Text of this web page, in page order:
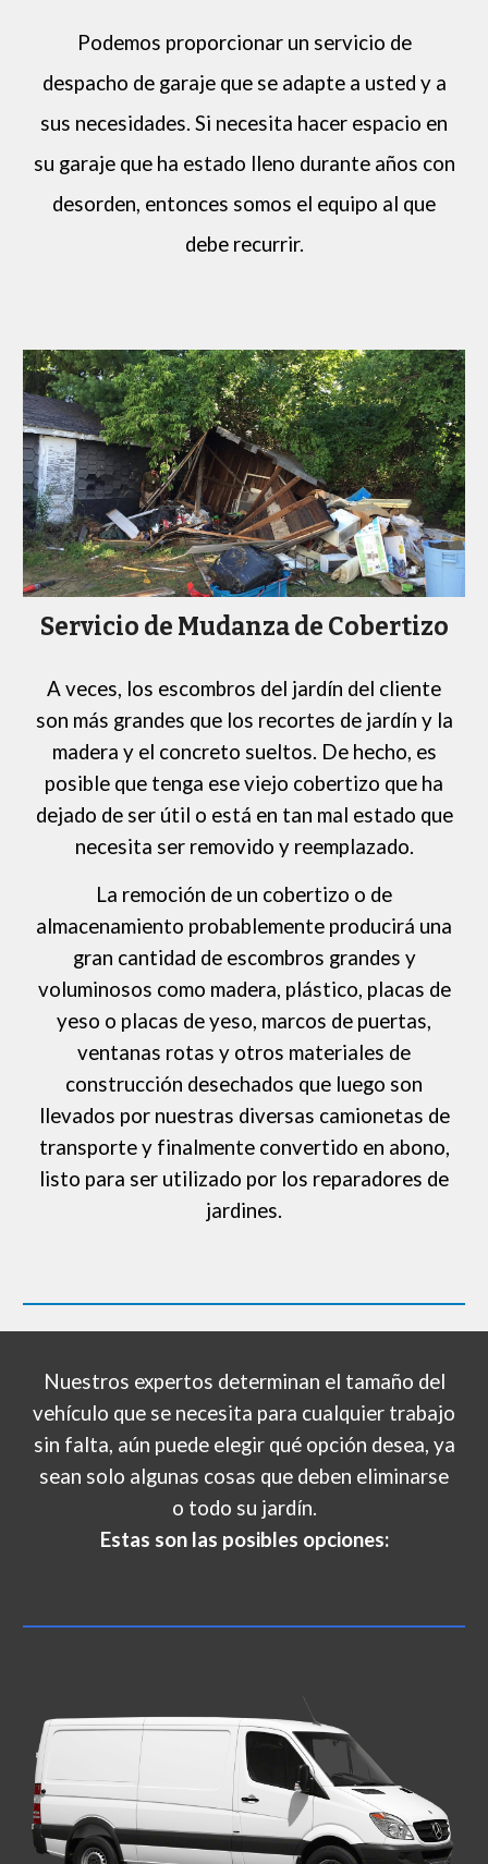
Podemos proporcionar un servicio de
despacho de garaje que se adapte a usted y a
sus necesidades. Si necesita hacer espacio en
su garaje que ha estado lleno durante años con
desorden, entonces somos el equipo al que
debe recurrir.
Servicio de Mudanza de Cobertizo
A veces, los escombros del jardín del cliente
son más grandes que los recortes de jardín y la
madera y el concreto sueltos. De hecho, es
posible que tenga ese viejo cobertizo que ha
dejado de ser útil o está en tan mal estado que
necesita ser removido y reemplazado.
La remoción de un cobertizo o de
almacenamiento probablemente producirá una
gran cantidad de escombros grandes y
voluminosos como madera, plástico, placas de
yeso o placas de yeso, marcos de puertas,
ventanas rotas y otros materiales de
construcción desechados que luego son
llevados por nuestras diversas camionetas de
transporte y finalmente convertido en abono,
listo para ser utilizado por los reparadores de
jardines.
Nuestros expertos determinan el tamaño del
vehículo que se necesita para cualquier trabajo
sin falta, aún puede elegir qué opción desea, ya
sean solo algunas cosas que deben eliminarse
o todo su jardín.
Estas son las posibles opciones: